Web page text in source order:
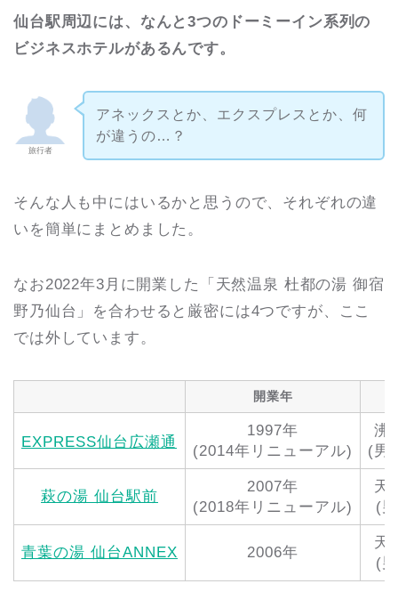
仙台駅周辺には、なんと3つのドーミーイン系列の
ビジネスホテルがあるんです。
旅行者
アネックスとか、エクスプレスとか、何
が違うの…？
そんな人も中にはいるかと思うので、それぞれの違
いを簡単にまとめました。
なお2022年3月に開業した「天然温泉 杜都の湯 御宿
野乃仙台」を合わせると厳密には4つですが、ここ
では外しています。
開業年
EXPRESS仙台広瀬通
1997年
(2014年リニューアル)
沸
(男
萩の湯 仙台駅前
2007年
(2018年リニューアル)
天
(
青葉の湯 仙台ANNEX 2006年
天
(